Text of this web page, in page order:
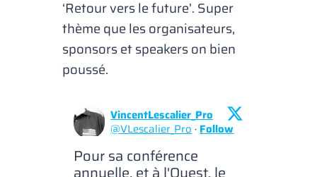
‘Retour vers le future’. Super
thème que les organisateurs,
sponsors et speakers on bien
poussé.
VincentLescalier_Pro
@VLescalier_Pro · Follow
Pour sa conférence